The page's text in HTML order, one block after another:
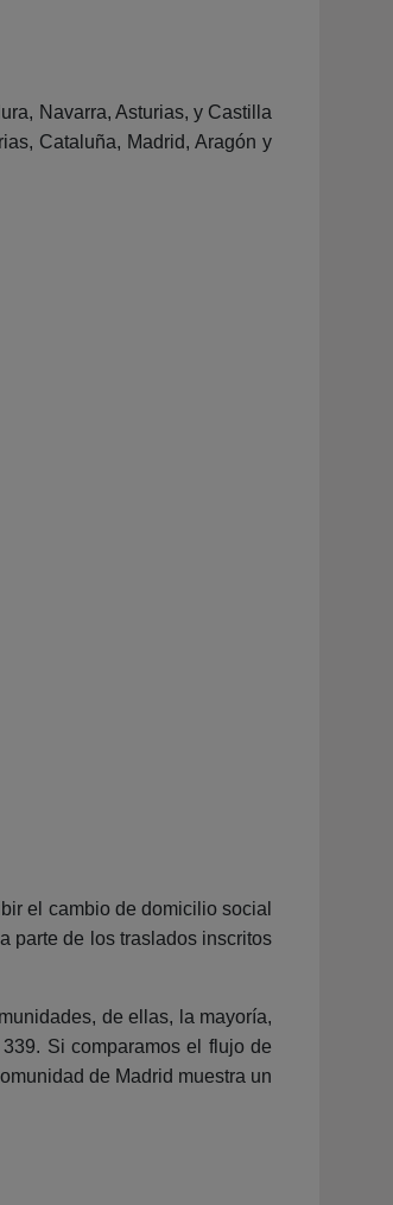
Navarra, Asturias, y Castilla
Cataluña, Madrid, Aragón y
el cambio de domicilio social
parte de los traslados inscritos
de ellas, la mayoría,
Si comparamos el flujo de
de Madrid muestra un